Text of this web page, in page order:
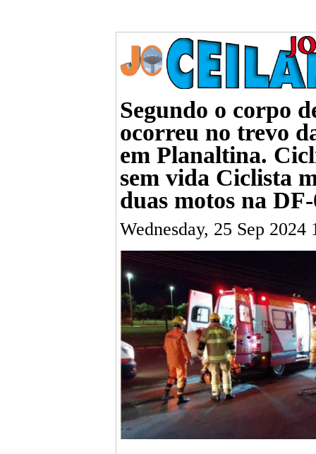
Segundo o corpo
ocorreu no trevo
em Planaltina.
sem vida Ciclista
duas motos na
Wednesday, 25 Sep 2024